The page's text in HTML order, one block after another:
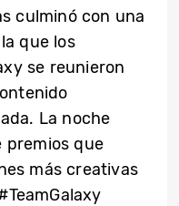
culminó con una
que los
se reunieron
La noche
premios que
más creativas